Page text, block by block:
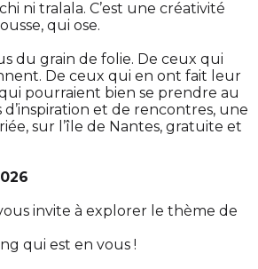
ni tralala. C’est une créativité
qui ose.
du grain de folie. De ceux qui
De ceux qui en ont fait leur
pourraient bien se prendre au
d’inspiration et de rencontres, une
sur l’île de Nantes, gratuite et
invite à explorer le thème de
qui est en vous !